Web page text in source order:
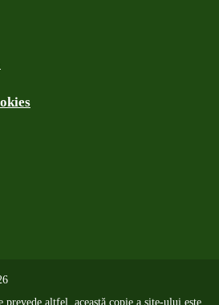
prevede altfel, această copie a site-ului este